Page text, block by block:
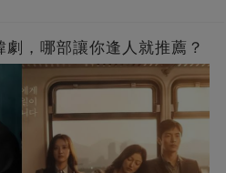
，哪部讓你逢人就推薦？